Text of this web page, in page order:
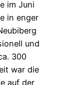
im Juni
in enger
und
300
war die
auf der